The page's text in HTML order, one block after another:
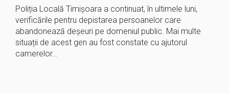
Poliția Locală Timișoara a continuat, în ultimele luni,
verificările pentru depistarea persoanelor care
abandonează deșeuri pe domeniul public. Mai multe
situații de acest gen au fost constate cu ajutorul
camerelor…